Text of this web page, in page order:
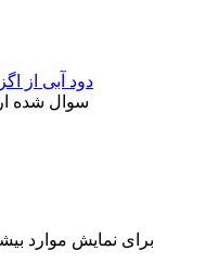
دود آبی از
سوال شده
برای نمایش موارد